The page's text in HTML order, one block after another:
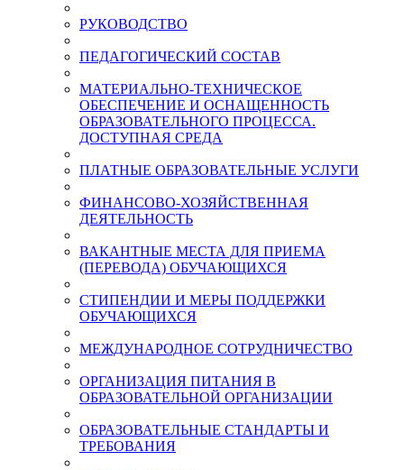
РУКОВОДСТВО
ПЕДАГОГИЧЕСКИЙ СОСТАВ
МАТЕРИАЛЬНО-ТЕХНИЧЕСКОЕ
ОБЕСПЕЧЕНИЕ И ОСНАЩЕННОСТЬ
ОБРАЗОВАТЕЛЬНОГО ПРОЦЕССА.
ДОСТУПНАЯ СРЕДА
ПЛАТНЫЕ ОБРАЗОВАТЕЛЬНЫЕ УСЛУГИ
ФИНАНСОВО-ХОЗЯЙСТВЕННАЯ
ДЕЯТЕЛЬНОСТЬ
ВАКАНТНЫЕ МЕСТА ДЛЯ ПРИЕМА
(ПЕРЕВОДА) ОБУЧАЮЩИХСЯ
СТИПЕНДИИ И МЕРЫ ПОДДЕРЖКИ
ОБУЧАЮЩИХСЯ
МЕЖДУНАРОДНОЕ СОТРУДНИЧЕСТВО
ОРГАНИЗАЦИЯ ПИТАНИЯ В
ОБРАЗОВАТЕЛЬНОЙ ОРГАНИЗАЦИИ
ОБРАЗОВАТЕЛЬНЫЕ СТАНДАРТЫ И
ТРЕБОВАНИЯ